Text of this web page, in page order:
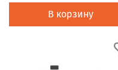
В корзину